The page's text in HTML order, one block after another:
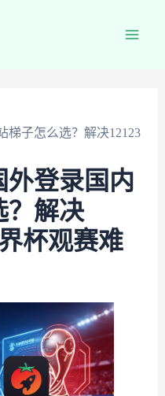
梯子怎么选？解决12123
登录国内
？解决
杯观赛难